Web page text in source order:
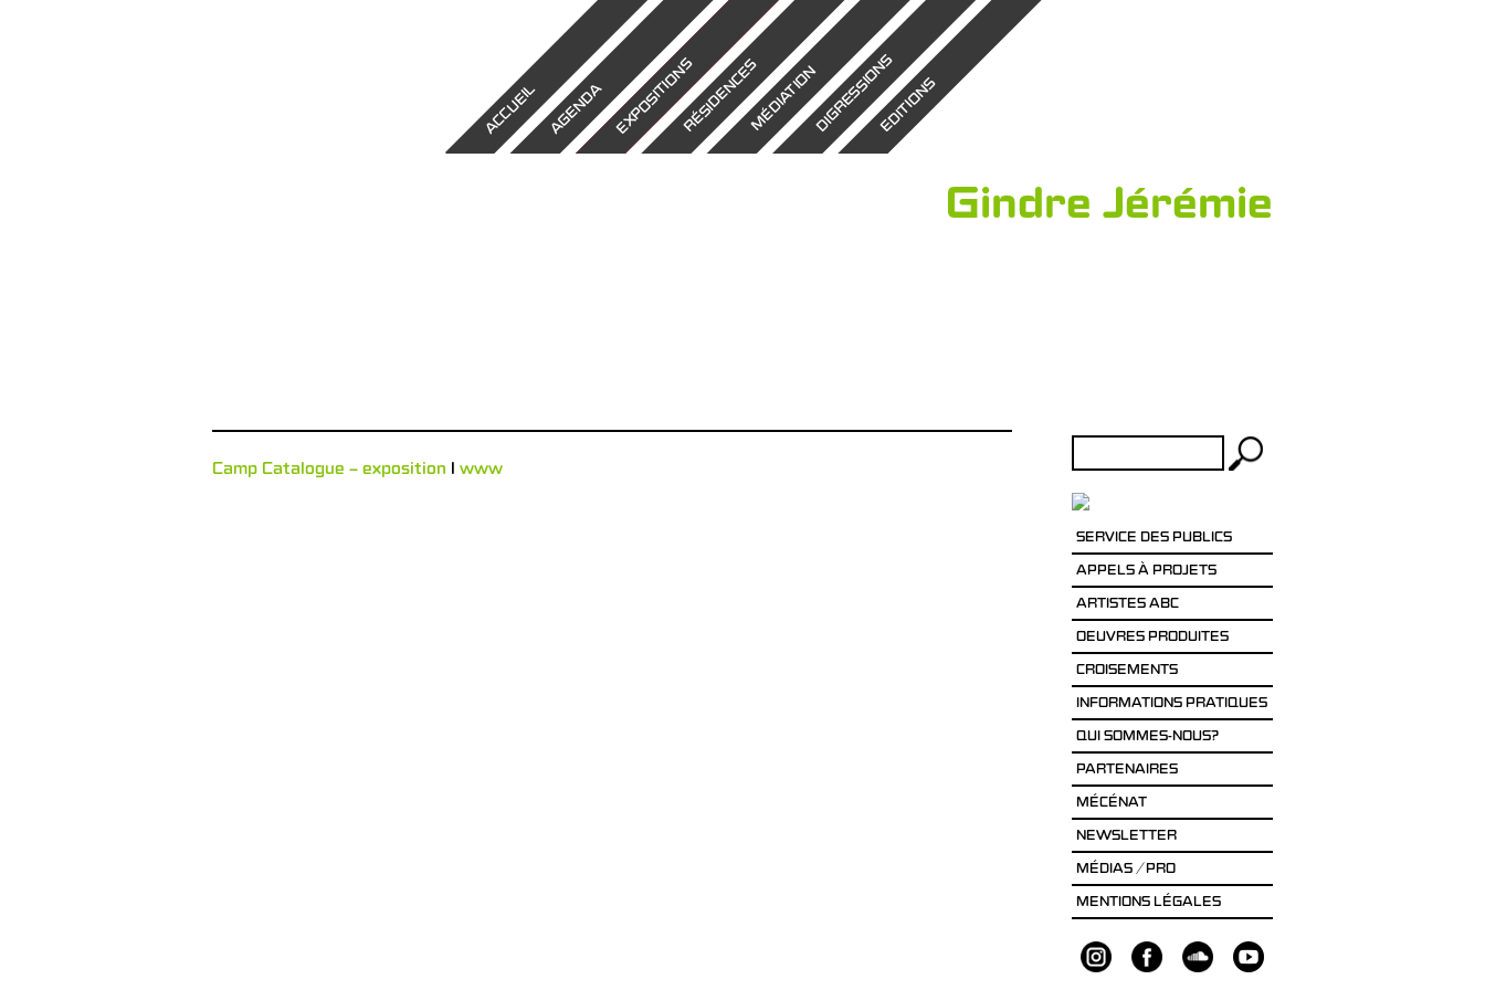
ACCUEILAGENDAEXPOSITIONSRÉSIDENCESMÉDIATIONDIGRESSIONSEDITIONS
Gindre Jérémie
Camp Catalogue – exposition l www
SERVICE DES PUBLICS
APPELS À PROJETS
ARTISTES ABC
OEUVRES PRODUITES
CROISEMENTS
INFORMATIONS PRATIQUES
QUI SOMMES-NOUS?
PARTENAIRES
MÉCÉNAT
NEWSLETTER
MÉDIAS / PRO
MENTIONS LÉGALES